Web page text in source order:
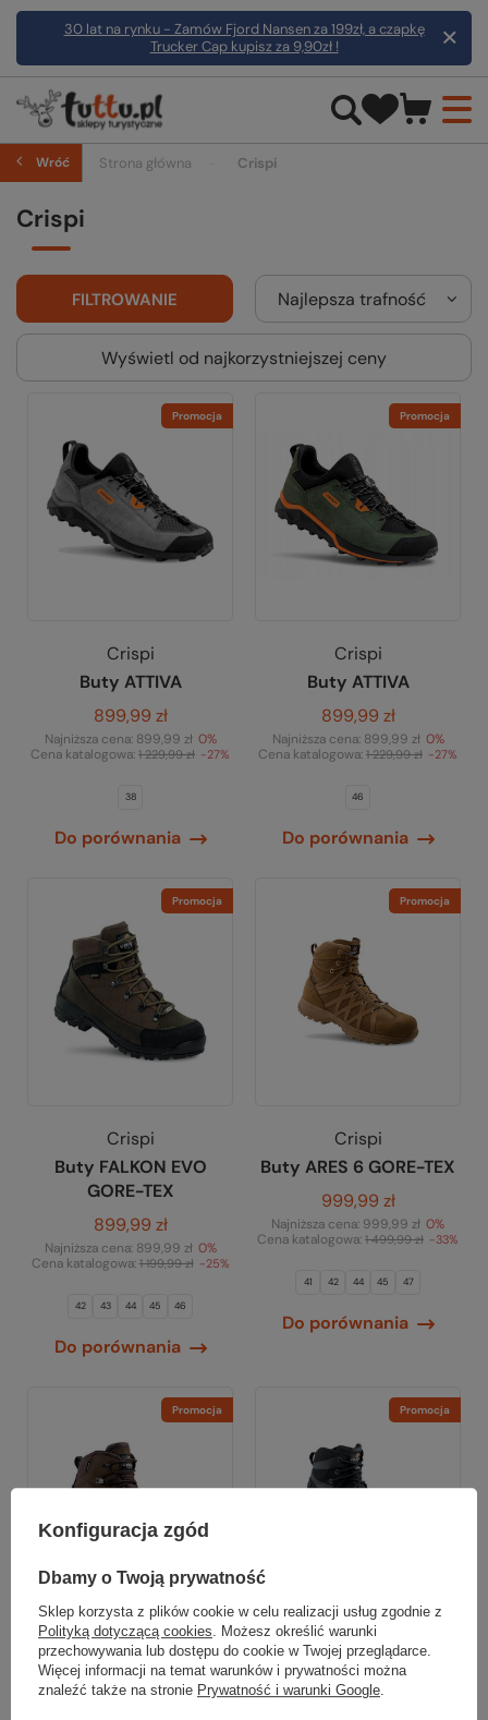
30 lat na rynku - Zamów Fjord Nansen za 199zł, a czapkę
Trucker Cap kupisz za 9,90zł !
Wróć Strona główna Crispi
Crispi
Najlepsza trafność
FILTROWANIE
Wyświetl od najkorzystniejszej ceny
Promocja
Crispi
Buty ATTIVA
899,99 zł
Najniższa cena: 899,99 zł 0%
Cena katalogowa: 1 229,99 zł -27%
38
Do porównania
Promocja
Crispi
Buty ATTIVA
899,99 zł
Najniższa cena: 899,99 zł 0%
Cena katalogowa: 1 229,99 zł -27%
46
Do porównania
Promocja
Crispi
Buty FALKON EVO
GORE-TEX
899,99 zł
Najniższa cena: 899,99 zł 0%
Cena katalogowa:1 199,99 zł -25%
42 43 44 45 46
Do porównania
Promocja
Crispi
Buty ARES 6 GORE-TEX
999,99 zł
Najniższa cena: 999,99 zł 0%
Cena katalogowa: 1 499,99 zł -33%
41 42 44 45 47
Do porównania
Promocja
Crispi
Buty HEIO TINDE GORE-
TEX
Promocja
Crispi
Buty ARES 6 GORE-TEX
Konfiguracja zgód
Dbamy o Twoją prywatność
Sklep korzysta z plików cookie w celu realizacji usług zgodnie z
Polityką dotyczącą cookies. Możesz określić warunki
przechowywania lub dostępu do cookie w Twojej przeglądarce.
Więcej informacji na temat warunków i prywatności można
znaleźć także na stronie Prywatność i warunki Google.